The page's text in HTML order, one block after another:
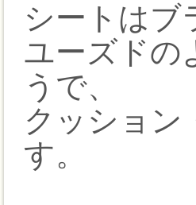
シートはブ
ユーズドの
うで、
クッション
す。